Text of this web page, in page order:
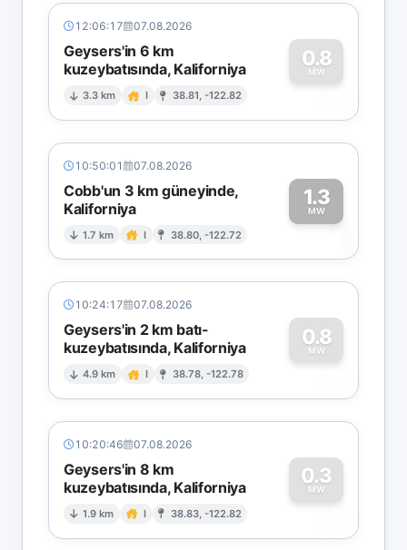
12:06:17 07.08.2026
Geysers'in 6 km
kuzeybatısında, Kaliforniya
3.3 km I 38.81, -122.82
0.8
MW
0
10:50:01 07.08.2026
Cobb'un 3 km güneyinde,
Kaliforniya
1.7 km I 38.80, -122.72
1.3
MW1
10:24:17 07.08.2026
Geysers'in 2 km batı-
kuzeybatısında, Kaliforniya
4.9 km I 38.78, -122.78
0.8
MW
0
10:20:46 07.08.2026
Geysers'in 8 km
kuzeybatısında, Kaliforniya
1.9 km I 38.83, -122.82
0.3
MW
0